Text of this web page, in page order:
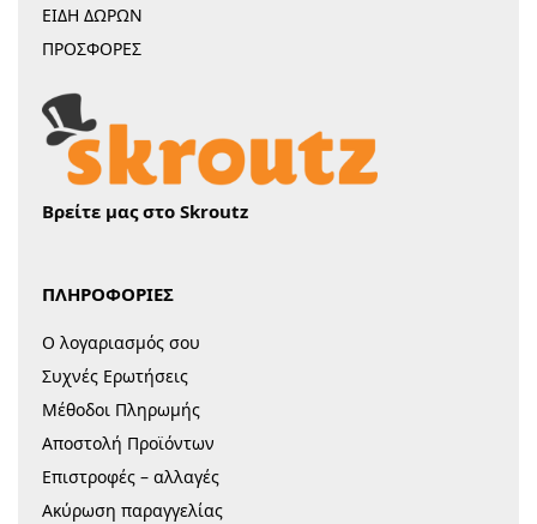
ΕΙΔΗ ΔΩΡΩΝ
ΠΡΟΣΦΟΡΕΣ
Βρείτε μας στο Skroutz
ΠΛΗΡΟΦΟΡΙΕΣ
Ο λογαριασμός σου
Συχνές Ερωτήσεις
Μέθοδοι Πληρωμής
Αποστολή Προϊόντων
Επιστροφές – αλλαγές
Ακύρωση παραγγελίας